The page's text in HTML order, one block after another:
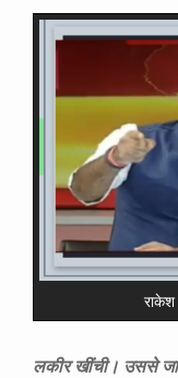
राकेश
लकीर खींची। उससे